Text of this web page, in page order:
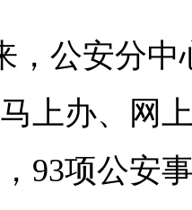
，公安分
上办、网
93项公安